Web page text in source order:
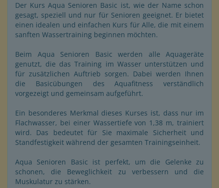
Der Kurs Aqua Senioren Basic ist, wie der Name schon
gesagt, speziell und nur für Senioren geeignet. Er bietet
einen idealen und einfachen Kurs für Alle, die mit einem
sanften Wassertraining beginnen möchten.
Beim Aqua Senioren Basic werden alle Aquageräte
genutzt, die das Training im Wasser unterstützen und
für zusätzlichen Auftrieb sorgen. Dabei werden Ihnen
die Basicübungen des Aquafitness verständlich
vorgezeigt und gemeinsam aufgeführt.
Ein besonderes Merkmal dieses Kurses ist, dass nur im
Flachwasser, bei einer Wassertiefe von 1,38 m, trainiert
wird. Das bedeutet für Sie maximale Sicherheit und
Standfestigkeit während der gesamten Trainingseinheit.
Aqua Senioren Basic ist perfekt, um die Gelenke zu
schonen, die Beweglichkeit zu verbessern und die
Muskulatur zu stärken.